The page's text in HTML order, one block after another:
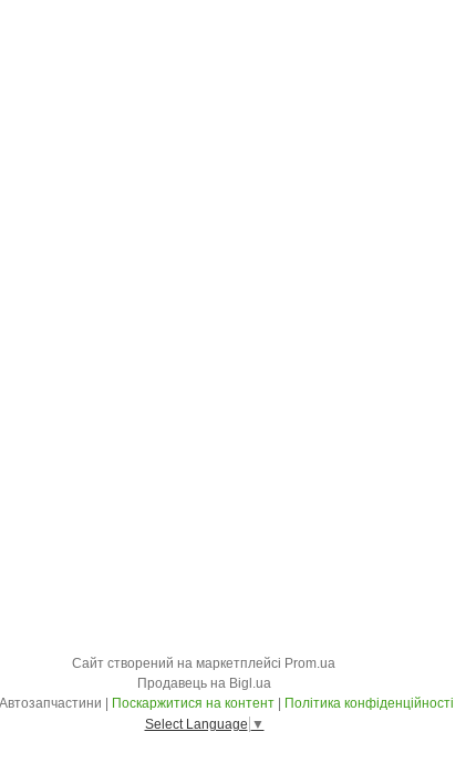
Сайт створений на маркетплейсі Prom.ua
Продавець на Bigl.ua
Геккон Автозапчастини | Поскаржитися на контент | Політика конфіденційності
Select Language ▼